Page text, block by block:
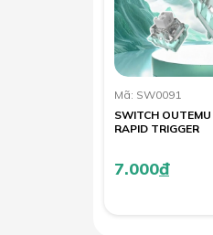
Mã: SW0091
SWITCH
RAPID TRIGGER
7.000đ